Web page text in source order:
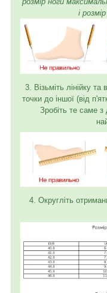
і
3. Візьміть лінійку та
точки до іншої (від
Зробіть те саме з
4. Округліть